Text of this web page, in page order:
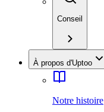
Conseil
À propos d'Uptoo
Notre histoire